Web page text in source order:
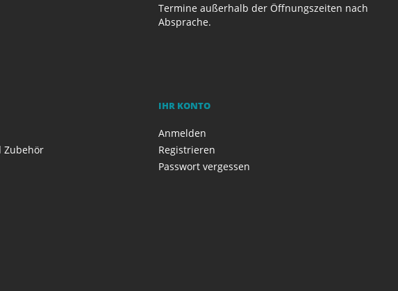
Termine außerhalb der Öffnungszeiten nach
Absprache.
Zubehör
IHR KONTO
Anmelden
Registrieren
Passwort vergessen